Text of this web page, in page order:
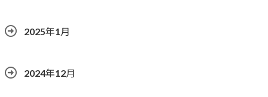
2025年1月
2024年12月